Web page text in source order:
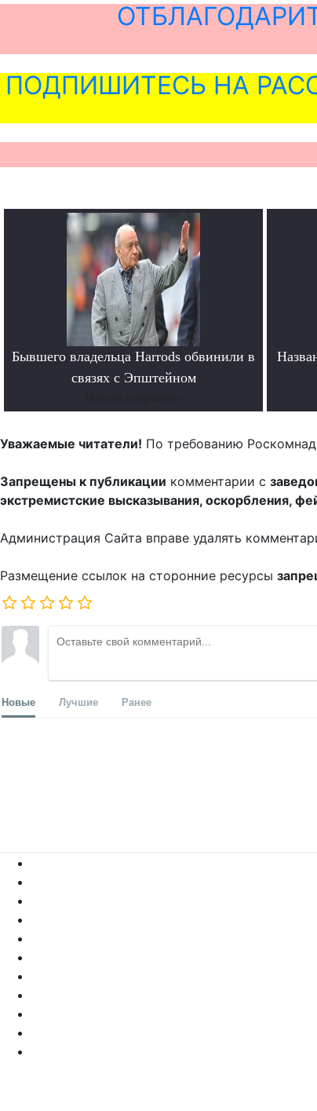
ПОДПИШИТЕСЬ НА
Бывшего владельца Harrods обвинили в
связях с Эпштейном
Уважаемые читатели! По требованию
Запрещены к публикации комментарии с
экстремистские высказывания, оскорбления,
Администрация Сайта вправе удалять
Размещение ссылок на сторонние ресурсы
Новые Лучшие Ранее